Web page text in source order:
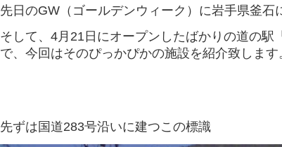
先日のGW（ゴールデンウィーク）に岩手県釜石
そして、4月21日にオープンしたばかりの道の駅
で、今回はそのぴっかぴかの施設を紹介致します
先ずは国道283号沿いに建つこの標識